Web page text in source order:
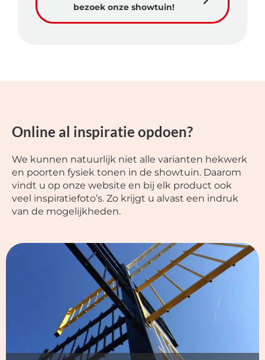
bezoek onze showtuin!
Online al inspiratie opdoen?
We kunnen natuurlijk niet alle varianten hekwerk
en poorten fysiek tonen in de showtuin. Daarom
vindt u op onze website en bij elk product ook
veel inspiratiefoto’s. Zo krijgt u alvast een indruk
van de mogelijkheden.